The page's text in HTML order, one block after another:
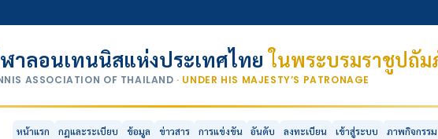
าลอนเทนนิสแห่งประเทศไทยในพระบรมราชูปถัม
ASSOCIATION OF THAILAND · UNDER HIS MAJESTY’S PATRONAGE
หน้าแรก กฎและระเบียบ ข้อมูล ข่าวสาร การแข่งขัน อันดับ ลงทะเบียน เข้าสู่ระบบ ภาพกิจกรรม